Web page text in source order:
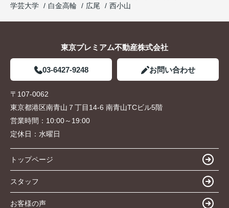
学芸大学
白金高輪 広尾 西小山
東京プレミアム不動産株式会社
03-6427-9248 お問い合わせ
〒107-0062
東京都港区南青山７丁目14-6 南青山TCビル5階
営業時間： 10:00～19:00
定休日： 水曜日
トップページ
スタッフ
お客様の声